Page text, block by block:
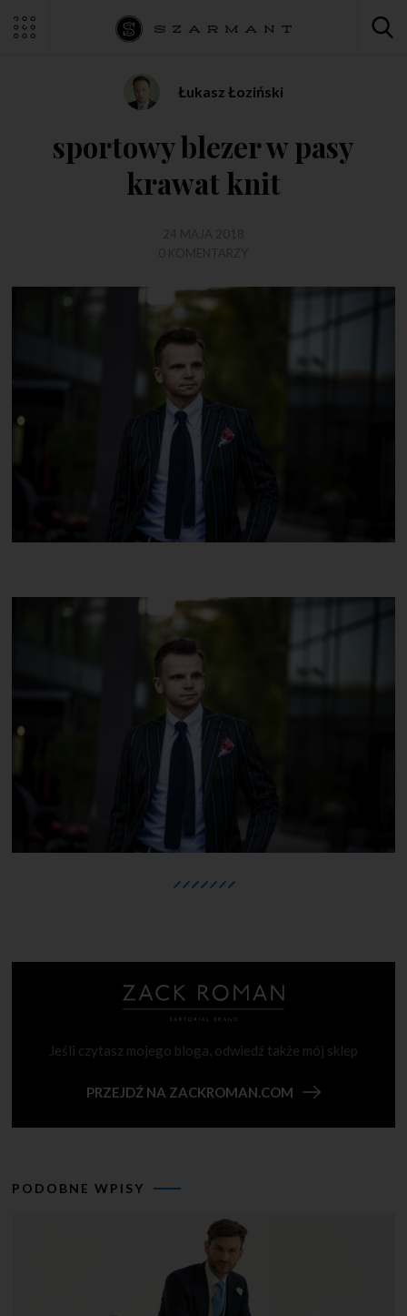
Łukasz Łoziński
sportowy blezer w pasy
krawat knit
Jeśli czytasz mojego bloga, odwiedź także mój sklep
PRZEJDŹ NA ZACKROMAN.COM
PODOBNE WPISY